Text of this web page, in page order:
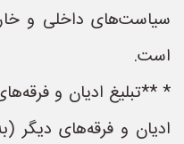
سیاست‌های داخلی و
است.
* **تبلیغ ادیان و
ادیان و فرقه‌های دیگر